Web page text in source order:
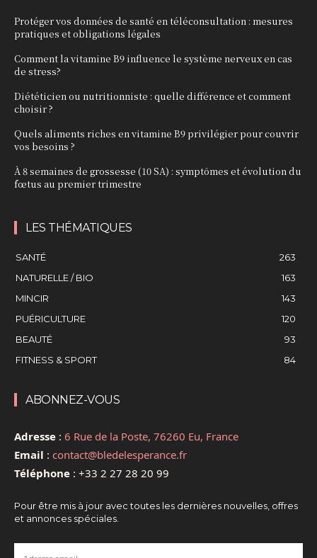
Protéger vos données de santé en téléconsultation : mesures
pratiques et obligations légales
Comment la vitamine B9 influence le système nerveux en cas
de stress?
Diététicien ou nutritionniste : quelle différence et comment
choisir ?
Quels aliments riches en vitamine B9 privilégier pour couvrir
vos besoins ?
À 8 semaines de grossesse (10 SA) : symptômes et évolution du
fœtus au premier trimestre
LES THÉMATIQUES
SANTÉ
263
NATURELLE / BIO
163
MINCIR
143
PUÉRICULTURE
120
BEAUTÉ
93
FITNESS & SPORT
84
ABONNEZ-VOUS
Adresse : 6 Rue de la Poste, 76260 Eu, France
Email : contact@bledelesperance.fr
Téléphone : +33 2 27 28 20 99
Pour être mis à jour avec toutes les dernières nouvelles, offres
et annonces spéciales.